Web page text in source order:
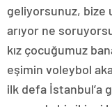
geliyorsunuz, bize
arıyor ne
kız çocuğumuz
eşimin voleybol
ilk defa İstanbul’a